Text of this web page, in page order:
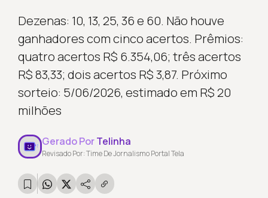
Dezenas: 10, 13, 25, 36 e 60. Não houve
ganhadores com cinco acertos. Prêmios:
quatro acertos R$ 6.354,06; três acertos
R$ 83,33; dois acertos R$ 3,87. Próximo
sorteio: 5/06/2026, estimado em R$ 20
milhões
Gerado PorTelinha
Revisado Por: Time De Jornalismo Portal Tela